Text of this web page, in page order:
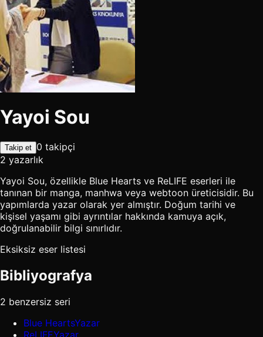
Yayoi Sou
Takip et 0 takipçi
2 yazarlık
Yayoi Sou, özellikle Blue Hearts ve ReLIFE eserleri ile
tanınan bir manga, manhwa veya webtoon üreticisidir. Bu
yapımlarda yazar olarak yer almıştır. Doğum tarihi ve
kişisel yaşamı gibi ayrıntılar hakkında kamuya açık,
doğrulanabilir bilgi sınırlıdır.
Eksiksiz eser listesi
Bibliyografya
2 benzersiz seri
Blue HeartsYazar
ReLIFEYazar